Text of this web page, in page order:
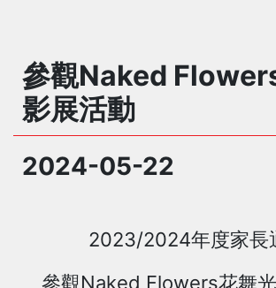
參觀Naked
影展活動
2024-05-22
2023/2024年度家長
參觀Naked Flowers花舞